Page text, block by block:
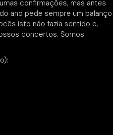
confirmações, mas antes
ano pede sempre um balanço
isto não fazia sentido e,
concertos. Somos